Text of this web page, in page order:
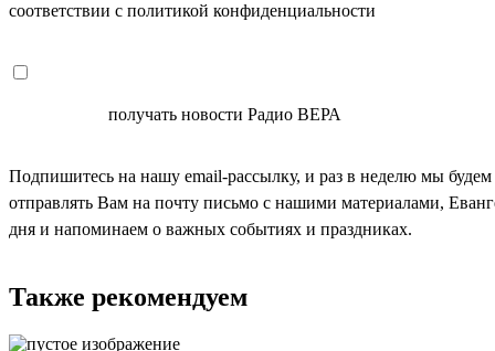
соответствии с политикой конфиденциальности
получать новости Радио ВЕРА
Подпишитесь на нашу email-рассылку, и раз в неделю мы будем
отправлять Вам на почту письмо с нашими материалами,
дня и напоминаем о важных событиях и праздниках.
Также рекомендуем